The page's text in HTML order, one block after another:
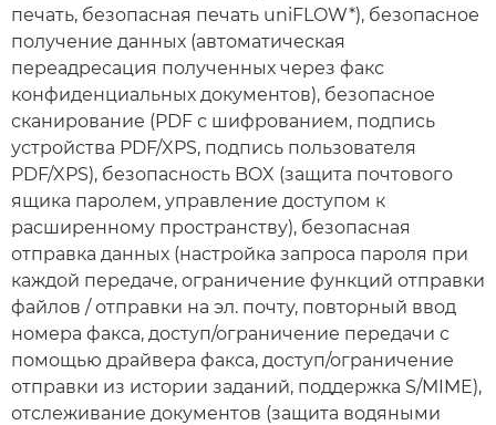
печать, безопасная печать uniFLOW*), безопасное
получение данных (автоматическая
переадресация полученных через факс
конфиденциальных документов), безопасное
сканирование (PDF с шифрованием, подпись
устройства PDF/XPS, подпись пользователя
PDF/XPS), безопасность BOX (защита почтового
ящика паролем, управление доступом к
расширенному пространству), безопасная
отправка данных (настройка запроса пароля при
каждой передаче, ограничение функций отправки
файлов / отправки на эл. почту, повторный ввод
номера факса, доступ/ограничение передачи с
помощью драйвера факса, доступ/ограничение
отправки из истории заданий, поддержка S/MIME),
отслеживание документов (защита водяными